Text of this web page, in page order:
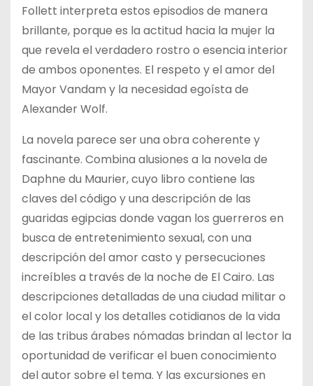
Follett interpreta estos episodios de manera
brillante, porque es la actitud hacia la mujer la
que revela el verdadero rostro o esencia interior
de ambos oponentes. El respeto y el amor del
Mayor Vandam y la necesidad egoísta de
Alexander Wolf.
La novela parece ser una obra coherente y
fascinante. Combina alusiones a la novela de
Daphne du Maurier, cuyo libro contiene las
claves del código y una descripción de las
guaridas egipcias donde vagan los guerreros en
busca de entretenimiento sexual, con una
descripción del amor casto y persecuciones
increíbles a través de la noche de El Cairo. Las
descripciones detalladas de una ciudad militar o
el color local y los detalles cotidianos de la vida
de las tribus árabes nómadas brindan al lector la
oportunidad de verificar el buen conocimiento
del autor sobre el tema. Y las excursiones en